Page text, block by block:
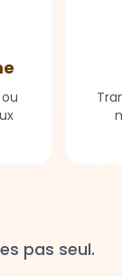
pas seul.